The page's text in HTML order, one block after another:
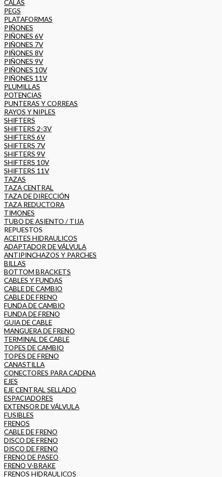
CALAS
PEGS
PLATAFORMAS
PIÑONES
PIÑONES 6V
PIÑONES 7V
PIÑONES 8V
PIÑONES 9V
PIÑONES 10V
PIÑONES 11V
PLUMILLAS
POTENCIAS
PUNTERAS Y CORREAS
RAYOS Y NIPLES
SHIFTERS
SHIFTERS 2-3V
SHIFTERS 6V
SHIFTERS 7V
SHIFTERS 9V
SHIFTERS 10V
SHIFTERS 11V
TAZAS
TAZA CENTRAL
TAZA DE DIRECCIÓN
TAZA REDUCTORA
TIMONES
TUBO DE ASIENTO / TIJA
REPUESTOS
ACEITES HIDRAULICOS
ADAPTADOR DE VÁLVULA
ANTIPINCHAZOS Y PARCHES
BILLAS
BOTTOM BRACKETS
CABLES Y FUNDAS
CABLE DE CAMBIO
CABLE DE FRENO
FUNDA DE CAMBIO
FUNDA DE FRENO
GUIA DE CABLE
MANGUERA DE FRENO
TERMINAL DE CABLE
TOPES DE CAMBIO
TOPES DE FRENO
CANASTILLA
CONECTORES PARA CADENA
EJES
EJE CENTRAL SELLADO
ESPACIADORES
EXTENSOR DE VÁLVULA
FUSIBLES
FRENOS
CABLE DE FRENO
DISCO DE FRENO
DISCO DE FRENO
FRENO DE PASEO
FRENO V-BRAKE
FRENOS HIDRAULICOS